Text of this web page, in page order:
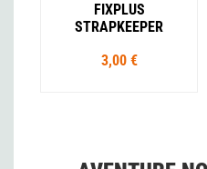
FIXPLUS
STRAPKEEPER
3,00 €